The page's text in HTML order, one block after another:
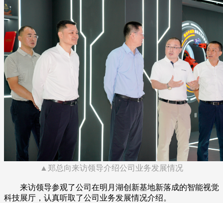
▲郑总向来访领导介绍公司业务发展情况
来访领导参观了公司在明月湖创新基地新落成的智能视觉
科技展厅，认真听取了公司业务发展情况介绍。